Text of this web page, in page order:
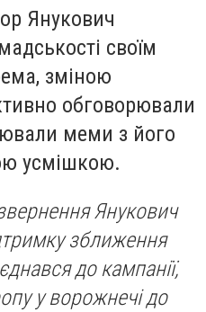
Янукович
своїм
зміною
обговорювали
меми з його
усмішкою.
Янукович
зближення
до кампанії,
у ворожнечі до